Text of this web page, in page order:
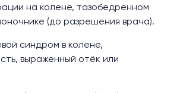
на колене, тазобедренном
(до разрешения врача).
синдром в колене,
выраженный отёк или